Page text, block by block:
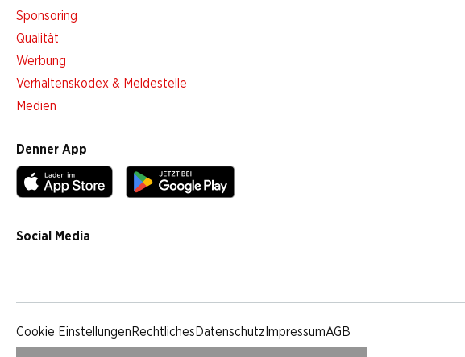
Sponsoring
Qualität
Werbung
Verhaltenskodex & Meldestelle
Medien
Denner App
Social Media
Cookie Einstellungen Rechtliches Datenschutz ImpressumAGB